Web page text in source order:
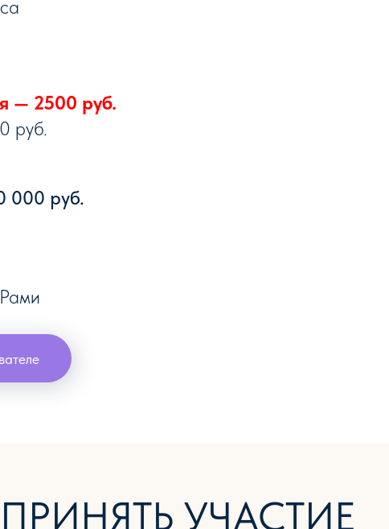
— 2500 руб.
руб.
000 руб.
ПРИНЯТЬ УЧАСТИЕ